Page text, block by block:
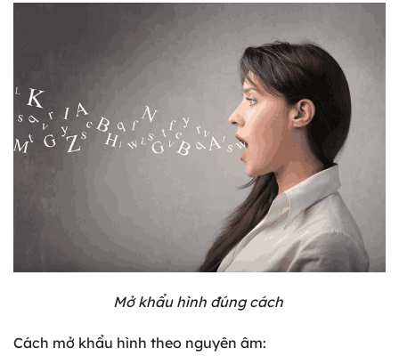
Mở khẩu hình đúng cách
Cách mở khẩu hình theo nguyên âm: